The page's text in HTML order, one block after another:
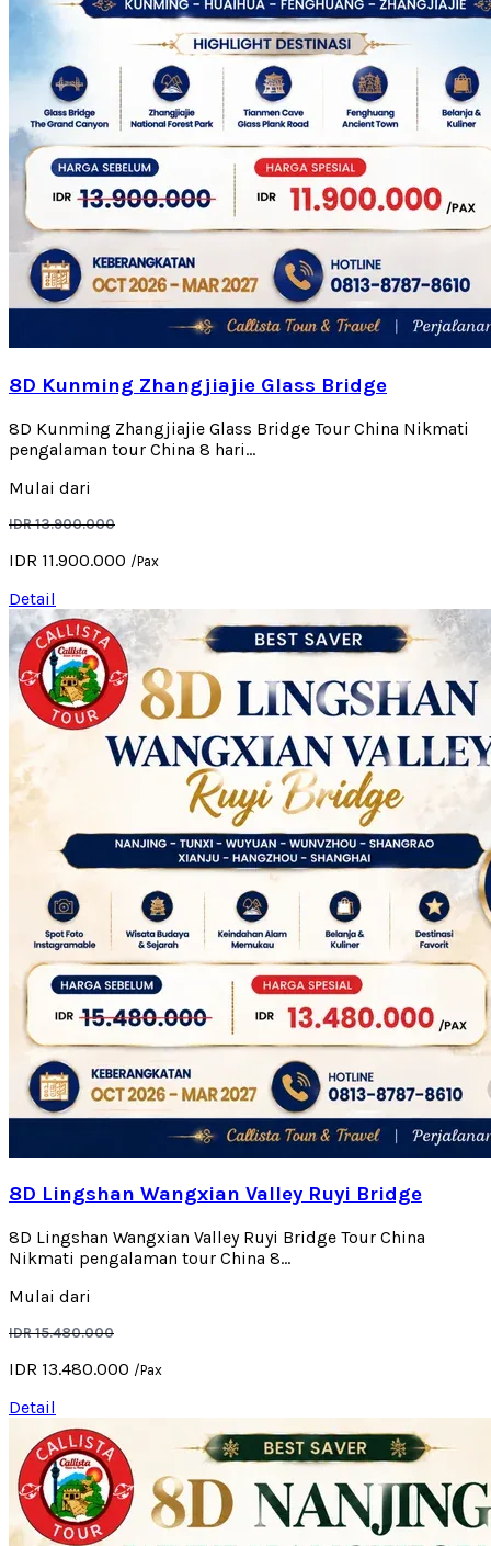
8D Kunming Zhangjiajie Glass Bridge
8D Kunming Zhangjiajie Glass Bridge Tour China Nikmati
pengalaman tour China 8 hari...
Mulai dari
IDR 13.900.000
IDR 11.900.000 /Pax
Detail
8D Lingshan Wangxian Valley Ruyi Bridge
8D Lingshan Wangxian Valley Ruyi Bridge Tour China
Nikmati pengalaman tour China 8...
Mulai dari
IDR 15.480.000
IDR 13.480.000 /Pax
Detail